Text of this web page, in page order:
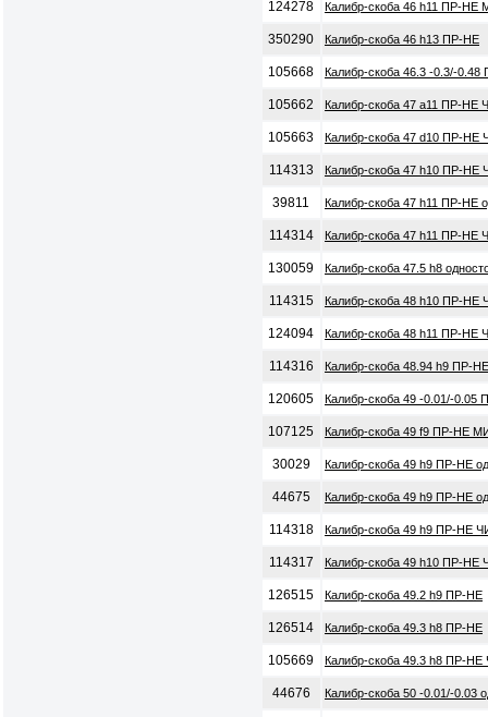
124278 Калибр-скоба 46 h11 ПР-НЕ
350290 Калибр-скоба 46 h13 ПР-НЕ
105668 Калибр-скоба 46.3 -0.3/-
105662 Калибр-скоба 47 a11 ПР-НЕ
105663 Калибр-скоба 47 d10 ПР-НЕ
114313 Калибр-скоба 47 h10 ПР-НЕ
39811 Калибр-скоба 47 h11 ПР-НЕ
114314 Калибр-скоба 47 h11 ПР-НЕ
130059 Калибр-скоба 47.5 h8
114315 Калибр-скоба 48 h10 ПР-НЕ
124094 Калибр-скоба 48 h11 ПР-НЕ
114316 Калибр-скоба 48.94 h9 ПР-
120605 Калибр-скоба 49 -0.01/-
107125 Калибр-скоба 49 f9 ПР-НЕ
30029 Калибр-скоба 49 h9 ПР-НЕ
44675 Калибр-скоба 49 h9 ПР-НЕ
114318 Калибр-скоба 49 h9 ПР-НЕ
114317 Калибр-скоба 49 h10 ПР-НЕ
126515 Калибр-скоба 49.2 h9 ПР-НЕ
126514 Калибр-скоба 49.3 h8 ПР-НЕ
105669 Калибр-скоба 49.3 h8 ПР-НЕ
44676 Калибр-скоба 50 -0.01/-0.03